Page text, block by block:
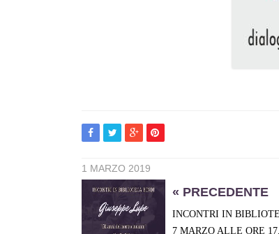
1 MARZO 2019
« PRECEDENTE
INCONTRI IN
7 MARZO ALLE ORE